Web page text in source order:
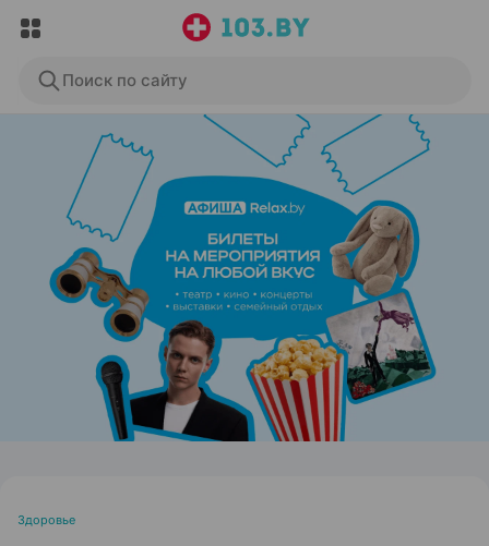
Поиск по сайту
ЭФФЕКТИВНАЯ РЕКЛАМА НА САЙТЕ
Здоровье